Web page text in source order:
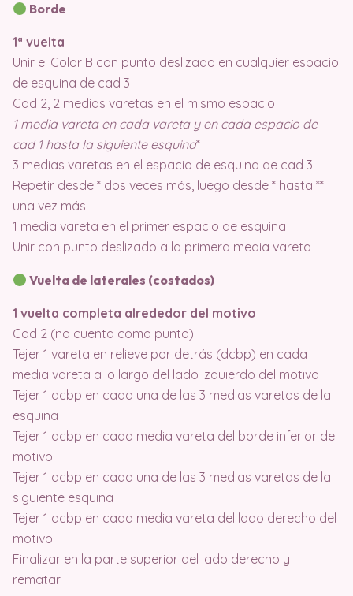
Borde
1ª vuelta
Unir el Color B con punto deslizado en cualquier espacio
de esquina de cad 3
Cad 2, 2 medias varetas en el mismo espacio
1 media vareta en cada vareta y en cada espacio de
cad 1 hasta la siguiente esquina*
3 medias varetas en el espacio de esquina de cad 3
Repetir desde * dos veces más, luego desde * hasta **
una vez más
1 media vareta en el primer espacio de esquina
Unir con punto deslizado a la primera media vareta
Vuelta de laterales (costados)
1 vuelta completa alrededor del motivo
Cad 2 (no cuenta como punto)
Tejer 1 vareta en relieve por detrás (dcbp) en cada
media vareta a lo largo del lado izquierdo del motivo
Tejer 1 dcbp en cada una de las 3 medias varetas de la
esquina
Tejer 1 dcbp en cada media vareta del borde inferior del
motivo
Tejer 1 dcbp en cada una de las 3 medias varetas de la
siguiente esquina
Tejer 1 dcbp en cada media vareta del lado derecho del
motivo
Finalizar en la parte superior del lado derecho y
rematar